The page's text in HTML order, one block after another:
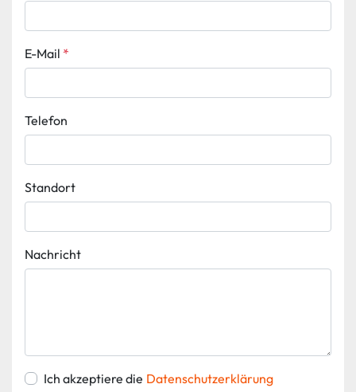
E-Mail *
Telefon
Standort
Nachricht
Ich akzeptiere die Datenschutzerklärung